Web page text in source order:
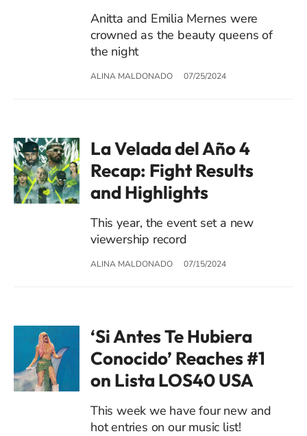
Anitta and Emilia Mernes were
crowned as the beauty queens of
the night
ALINA MALDONADO 07/25/2024
La Velada del Año 4
Recap: Fight Results
and Highlights
This year, the event set a new
viewership record
ALINA MALDONADO 07/15/2024
‘Si Antes Te Hubiera
Conocido’ Reaches #1
on Lista LOS40 USA
This week we have four new and
hot entries on our music list!